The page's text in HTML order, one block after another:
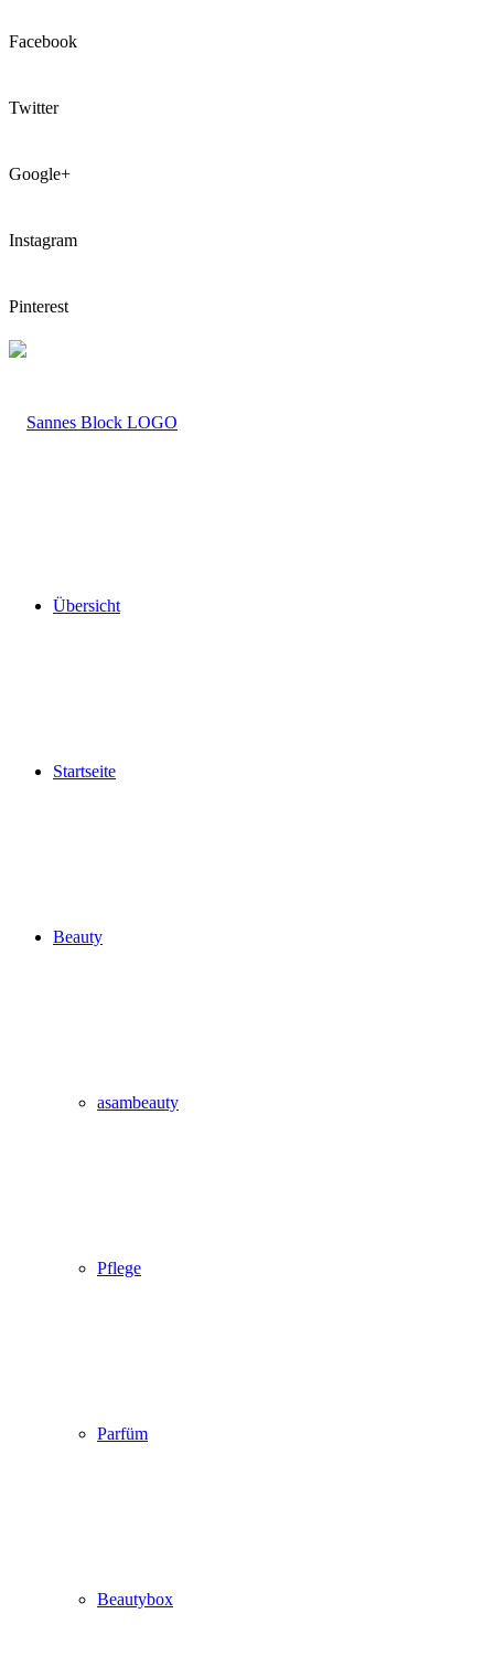
Facebook
Twitter
Google+
Instagram
Pinterest
LOGO
Übersicht
Startseite
Beauty
asambeauty
Pflege
Parfüm
Beautybox